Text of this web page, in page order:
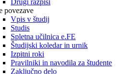
Drugi razpisi
povezave
Vpis v študij
Studis
Spletna učilnica e.FE
Študijski koledar in urnik
Izpitni roki
Pravilniki in navodila za študente
Zaključno delo